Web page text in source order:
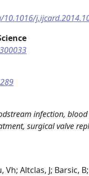
infection,
surgical valve
Vh; Altclas, J; Barsic,